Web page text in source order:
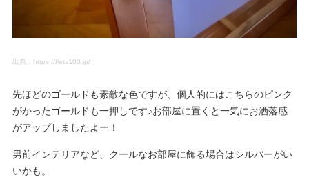
出典： https://flets100.jp/
先ほどのゴールドも素敵な色ですが、個人的にはこちらのピンク
がかったゴールドも一押しです♪お部屋に置くと一気にお洒落感
がアップしましたよー！
男前インテリアなど、クールなお部屋に飾る場合はシルバーがい
いかも。